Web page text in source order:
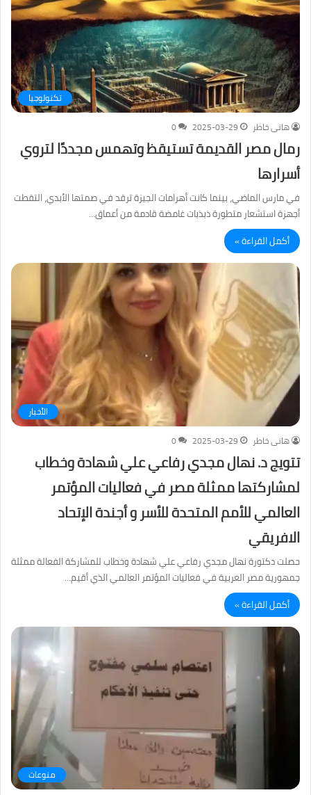
تكنولوجيا
هانى خاطر
2025-03-29
0
رمال مصر القديمة تستيقظ وتهمس مجددًا لتروي
أسرارها
في مارس الماضي، بينما كانت أهرامات الجيزة ترقد في صمتها الأبدي، التقطت
أجهزة استشعار متطورة ذبذبات غامضة قادمة من أعماق…
أكمل القراءة »
الأخبار
هانى خاطر
2025-03-29
0
تتويج د. نهال مجدي رفاعي علي شهادة وخطاب
لمشاركتها ممثلة مصر في فعاليات المؤتمر
العالمي للأمم المتحدة للأسر و أجندة الإتحاد
الافريقي
حصلت دكتورة نهال مجدي رفاعي علي شهادة وخطاب للمشاركة الفعالة ممثلة
جمهورية مصر العربية في فعاليات المؤتمر العالمي الذي أقيم…
أكمل القراءة »
منوعات